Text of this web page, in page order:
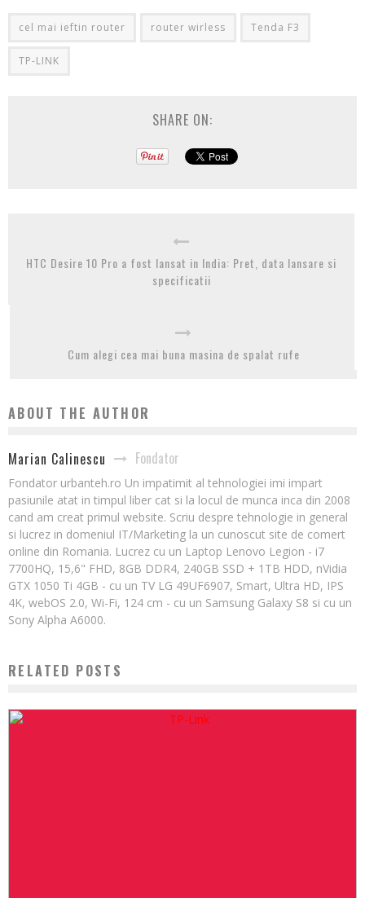
cel mai ieftin router router wirless Tenda F3
TP-LINK
SHARE ON:
HTC Desire 10 Pro a fost lansat in India: Pret, data lansare si
specificatii
Cum alegi cea mai buna masina de spalat rufe
ABOUT THE AUTHOR
Marian Calinescu Fondator
Fondator urbanteh.ro Un impatimit al tehnologiei imi impart
pasiunile atat in timpul liber cat si la locul de munca inca din 2008
cand am creat primul website. Scriu despre tehnologie in general
si lucrez in domeniul IT/Marketing la un cunoscut site de comert
online din Romania. Lucrez cu un Laptop Lenovo Legion - i7
7700HQ, 15,6" FHD, 8GB DDR4, 240GB SSD + 1TB HDD, nVidia
GTX 1050 Ti 4GB - cu un TV LG 49UF6907, Smart, Ultra HD, IPS
4K, webOS 2.0, Wi-Fi, 124 cm - cu un Samsung Galaxy S8 si cu un
Sony Alpha A6000.
RELATED POSTS